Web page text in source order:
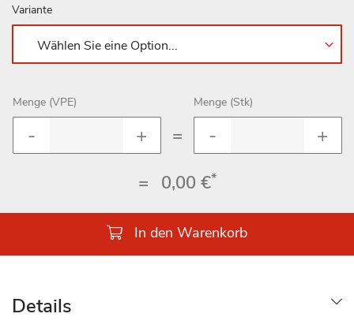
Variante
Menge (VPE)
=
Menge (Stk)
= 0,00 €*
In den Warenkorb
Details